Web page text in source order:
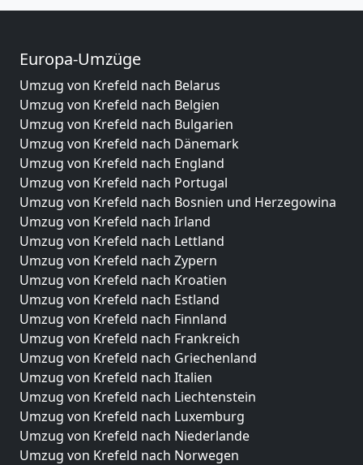
Europa-Umzüge
Umzug von Krefeld nach Belarus
Umzug von Krefeld nach Belgien
Umzug von Krefeld nach Bulgarien
Umzug von Krefeld nach Dänemark
Umzug von Krefeld nach England
Umzug von Krefeld nach Portugal
Umzug von Krefeld nach Bosnien und Herzegowina
Umzug von Krefeld nach Irland
Umzug von Krefeld nach Lettland
Umzug von Krefeld nach Zypern
Umzug von Krefeld nach Kroatien
Umzug von Krefeld nach Estland
Umzug von Krefeld nach Finnland
Umzug von Krefeld nach Frankreich
Umzug von Krefeld nach Griechenland
Umzug von Krefeld nach Italien
Umzug von Krefeld nach Liechtenstein
Umzug von Krefeld nach Luxemburg
Umzug von Krefeld nach Niederlande
Umzug von Krefeld nach Norwegen